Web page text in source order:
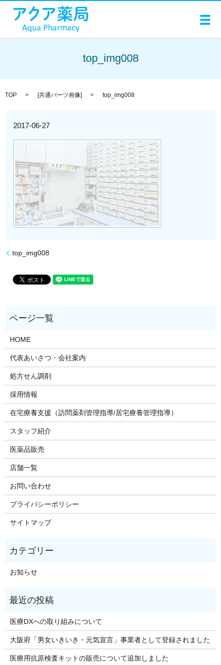
メ
top_img008
TOP [共通パーツ画像] top_img008
2017-06-27
top_img008
HOME
代表あいさつ・会社案内
処方せん調剤
採用情報
在宅療養支援（訪問薬剤管理指導/居宅療養管理指導）
スタッフ紹介
医薬品販売
店舗一覧
お問い合わせ
プライバシーポリシー
サイトマップ
お知らせ
医療DXへの取り組みについて
大阪府「男女いきいき・元気宣言」事業者として登録されました
医療用抗原検査キットの販売について追加しました